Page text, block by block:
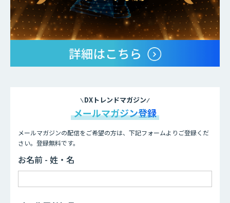
DXトレンドマガジン
メールマガジン登録
メールマガジンの配信をご希望の方は、下記フォームよりご登録くだ
さい。登録無料です。
お名前 - 姓・名